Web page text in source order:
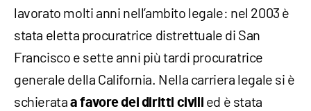
lavorato molti anni nell’ambito legale: nel 2003 è
stata eletta procuratrice distrettuale di San
Francisco e sette anni più tardi procuratrice
generale della California. Nella carriera legale si è
schierata a favore dei diritti civili ed è stata